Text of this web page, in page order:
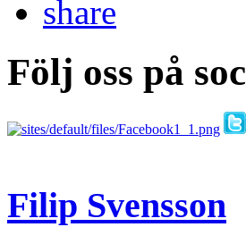
Följ oss på
Filip Svensson